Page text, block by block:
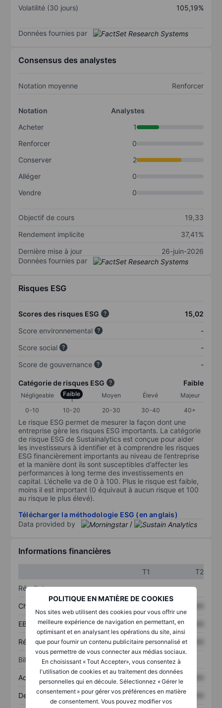
POLITIQUE EN MATIÈRE DE COOKIES
Nos sites web utilisent des cookies pour vous offrir une
meilleure expérience de navigation en permettant, en
optimisant et en analysant les opérations du site, ainsi
que pour fournir un contenu publicitaire personnalisé et
vous permettre de vous connecter aux médias sociaux.
En choisissant « Tout Accepter», vous consentez à
l'utilisation de cookies et au traitement des données
personnelles qui en découle. Sélectionnez « Gérer le
consentement » pour gérer vos préférences en matière
de consentement. Vous pouvez modifier vos
Volatilité (30 jours)
105,19%
Données fournies par
Consensus des analystes
Notation moyenne Renforcer
Notation
Analystes
Acheter
1
Renforcer
0
Conserver
2
Alléger
0
Vendre
0
Objectif de cours
19,33
Rendement implicite
37,41%
Dernière mise à jour
26-juin-2026
Données fournies par
Risques ESG
Scores des risques ESG
15,02
Score environnemental
-
Score social
-
Score de gouvernance
-
Catégorie de risques ESG Faible
Négligeable Faible Moyen Élevé
Majeur
0-10
10-20 20-30 30-40 40+
Le risque ESG permet de mesurer la façon dont une
entreprise gère les risques ESG importants. La catégorie
de risque ESG de Sustainalytics est conçue pour aider
les investisseurs à identifier et à comprendre les risques
ESG financièrement importants au niveau de l’entreprise
et la manière dont ils sont susceptibles d’affecter les
performances à long terme des investissements en
capital. L’échelle va de 0 à 100. Plus le risque est faible,
moins il est important (0 équivaut à aucun risque et 100
au risque le plus élevé).
Télécharger la méthodologie ESG (en anglais)
Data provided by
/
Informations financières
T1
T2
Résultats
Chiffre d’affaires
EBITDA XXXXXXX XXXXXXX
Résultat net XXXXXXX XXXXXXX
Bilan
Actifs totaux XXXXXXX XXXXXXX
Dette totale XXXXXXX XXXXXXX